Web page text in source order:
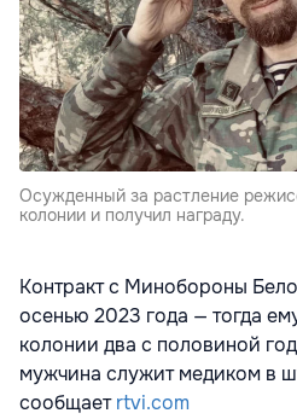
Осужденный за растление
колонии и получил награду.
Контракт с Минобороны
осенью 2023 года — тогда
колонии два с половиной
мужчина служит медиком в
сообщаетrtvi.com